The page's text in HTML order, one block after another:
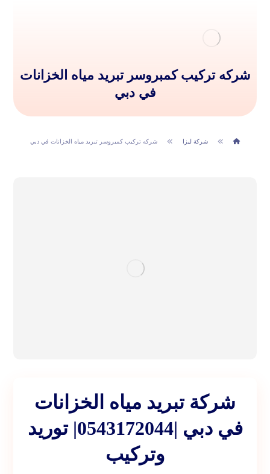
شركه تركيب كمبروسر تبريد مياه الخزانات
في دبي
شركة ليزا شركه تركيب كمبروسر تبريد مياه الخزانات في دبي
شركة تبريد مياه الخزانات
في دبي |0543172044| توريد
وتركيب